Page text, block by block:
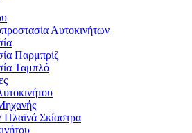
Αυτοκινήτων
Παρμπρίζ
Ταμπλό
Πλαϊνά Σκίαστρα